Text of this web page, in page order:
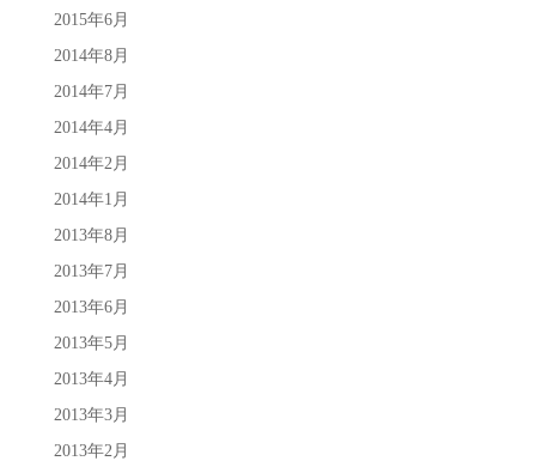
2015年6月
2014年8月
2014年7月
2014年4月
2014年2月
2014年1月
2013年8月
2013年7月
2013年6月
2013年5月
2013年4月
2013年3月
2013年2月